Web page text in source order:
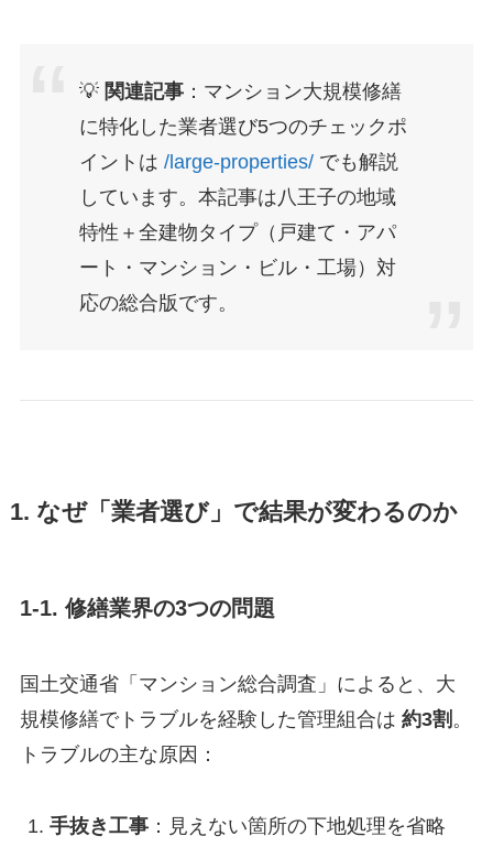
💡 関連記事：マンション大規模修繕
に特化した業者選び5つのチェックポ
イントは /large-properties/でも解説
しています。本記事は八王子の地域
特性＋全建物タイプ（戸建て・アパ
ート・マンション・ビル・工場）対
応の総合版です。
1. なぜ「業者選び」で結果が変わるのか
1-1. 修繕業界の3つの問題
国土交通省「マンション総合調査」によると、大
規模修繕でトラブルを経験した管理組合は 約3割 。
トラブルの主な原因：
手抜き工事：見えない箇所の下地処理を省略